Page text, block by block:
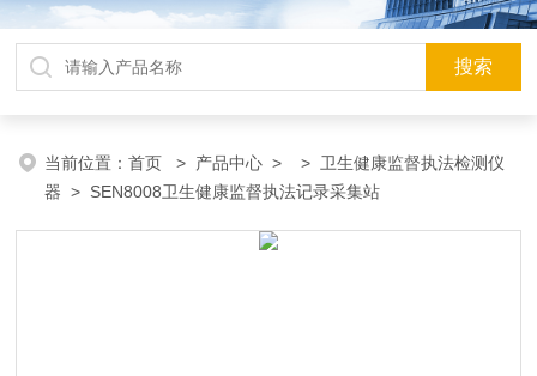
当前位置：首页 > 产品中心 > > 卫生健康监督执法检测仪
器 > SEN8008卫生健康监督执法记录采集站